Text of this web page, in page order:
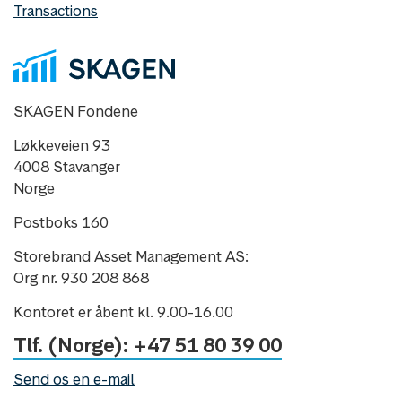
Transactions
SKAGEN Fondene
Løkkeveien 93
4008 Stavanger
Norge
Postboks 160
Storebrand Asset Management AS:
Org nr. 930 208 868
Kontoret er åbent kl. 9.00-16.00
Tlf. (Norge): +47 51 80 39 00
Send os en e-mail